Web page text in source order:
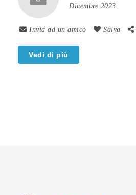
Dicembre 2023
Invia ad un amico Salva
Vedi di più